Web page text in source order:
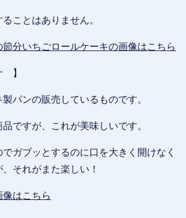
ことはありません。
分いちごロールケーキの画像はこちら
】
パンの販売しているものです。
ですが、これが美味しいです。
ガブッとするのに口を大きく開けなく
それがまた楽しい！
はこちら